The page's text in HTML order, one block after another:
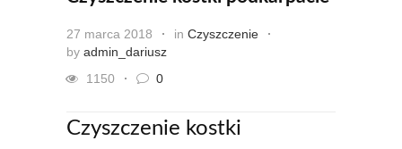
27 marca 2018 in Czyszczenie
by admin_dariusz
1150
0
Czyszczenie kostki